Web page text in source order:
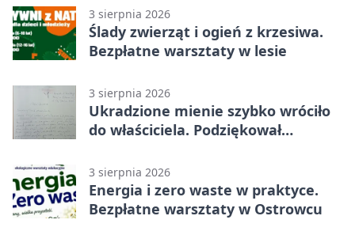
3 sierpnia 2026
Ślady zwierząt i ogień z krzesiwa.
Bezpłatne warsztaty w lesie
3 sierpnia 2026
Ukradzione mienie szybko wróciło
do właściciela. Podziękował
3 sierpnia 2026
Energia i zero waste w praktyce.
Bezpłatne warsztaty w Ostrowcu